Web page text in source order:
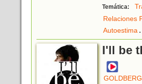
Temática:
Relaciones
Autoestima.
I'll be